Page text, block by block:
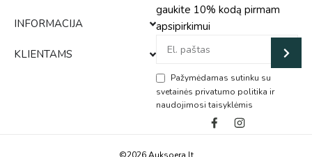
INFORMACIJA
KLIENTAMS
gaukite 10% kodą pirmam
apsipirkimui
Pažymėdamas sutinku su
svetainės privatumo politika ir
naudojimosi taisyklėmis
Alternative: